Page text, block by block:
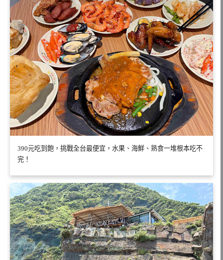
390元吃到飽，挑戰全台最便宜，水果、海鮮、熟食一堆根本吃不
完！